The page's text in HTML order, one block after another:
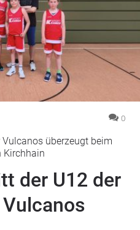
0
überzeugt beim
Kirchhain
der U12 der